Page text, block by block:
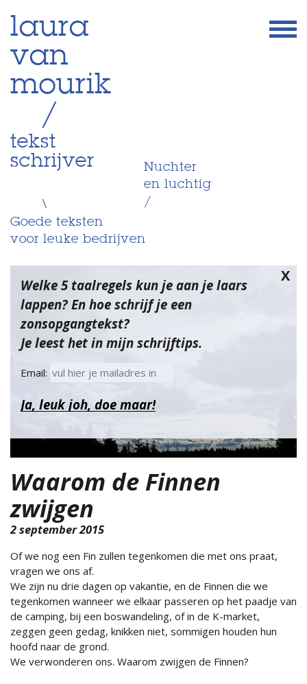
Skip
to
content
laura
van
mourik
/
tekst
schrijver
\
Nuchter
en luchtig
/
Goede teksten
voor leuke bedrijven
X
Welke 5 taalregels kun je aan je laars
lappen? En hoe schrijf je een
zonsopgangtekst?
Je leest het in mijn schrijftips.
Email:
Waarom de Finnen
zwijgen
2 september 2015
Of we nog een Fin zullen tegenkomen die met ons praat,
vragen we ons af.
We zijn nu drie dagen op vakantie, en de Finnen die we
tegenkomen wanneer we elkaar passeren op het paadje van
de camping, bij een boswandeling, of in de K-market,
zeggen geen gedag, knikken niet, sommigen houden hun
hoofd naar de grond.
We verwonderen ons. Waarom zwijgen de Finnen?